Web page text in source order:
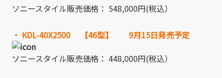
ソニースタイル販売価格： 548,000円(税込）
・ KDL-40X2500 【46型】 9月15日発売予定
ソニースタイル販売価格： 448,000円(税込）